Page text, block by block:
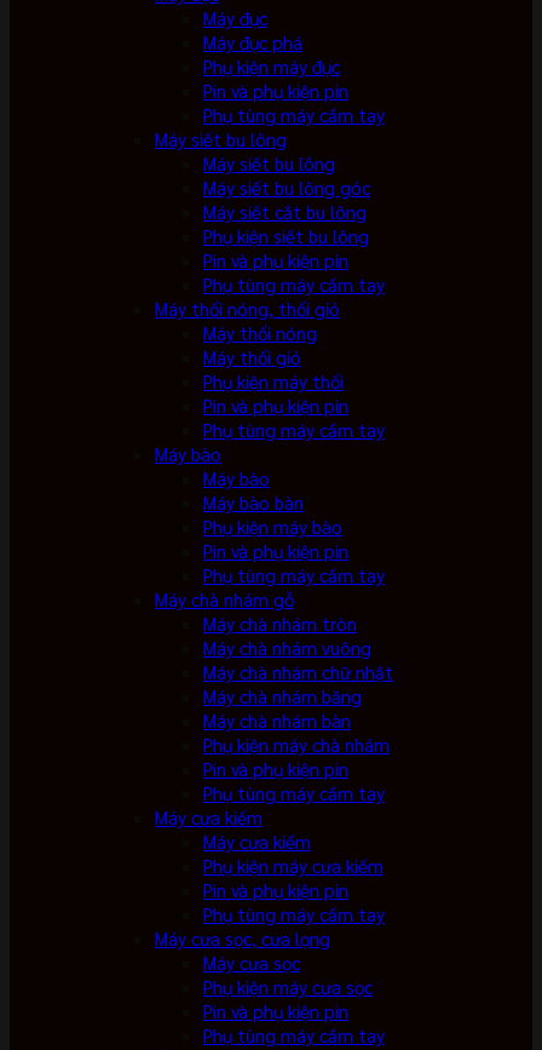
Máy đục
Máy đục phá
Phụ kiện máy đục
Pin và phụ kiện pin
Phụ tùng máy cầm tay
Máy siết bu lông
Máy siết bu lông
Máy siết bu lông góc
Máy siết cắt bu lông
Phụ kiện siết bu lông
Pin và phụ kiện pin
Phụ tùng máy cầm tay
Máy thổi nóng, thổi gió
Máy thổi nóng
Máy thổi gió
Phụ kiện máy thổi
Pin và phụ kiện pin
Phụ tùng máy cầm tay
Máy bào
Máy bào
Máy bào bàn
Phụ kiện máy bào
Pin và phụ kiện pin
Phụ tùng máy cầm tay
Máy chà nhám gỗ
Máy chà nhám tròn
Máy chà nhám vuông
Máy chà nhám chữ nhật
Máy chà nhám băng
Máy chà nhám bàn
Phụ kiện máy chà nhám
Pin và phụ kiện pin
Phụ tùng máy cầm tay
Máy cưa kiếm
Máy cưa kiếm
Phụ kiện máy cưa kiếm
Pin và phụ kiện pin
Phụ tùng máy cầm tay
Máy cưa sọc, cưa lọng
Máy cưa sọc
Phụ kiện máy cưa sọc
Pin và phụ kiện pin
Phụ tùng máy cầm tay